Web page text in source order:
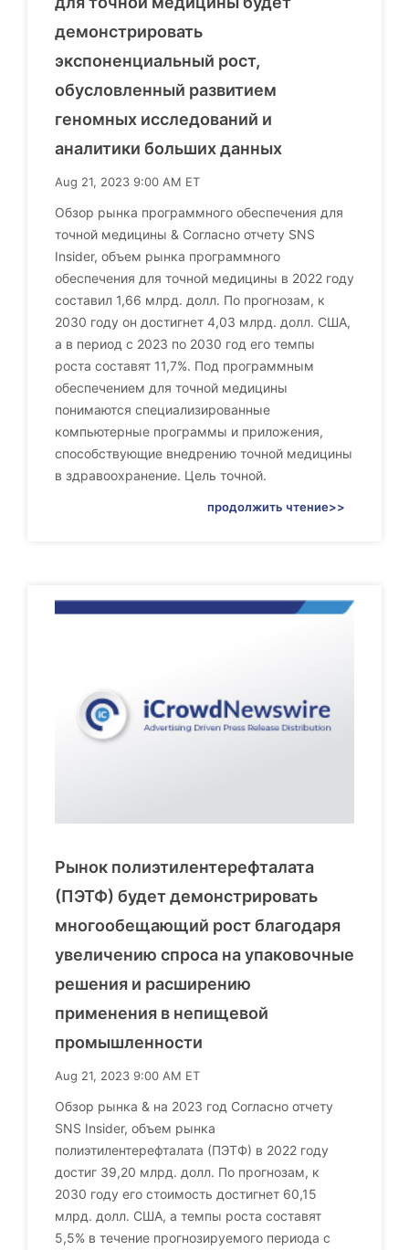
демонстрировать
экспоненциальный рост,
обусловленный развитием
геномных исследований и
аналитики больших данных
Aug 21, 2023 9:00 AM ET
Обзор рынка программного обеспечения для
точной медицины & Согласно отчету SNS
Insider, объем рынка программного
обеспечения для точной медицины в 2022 году
составил 1,66 млрд. долл. По прогнозам, к
2030 году он достигнет 4,03 млрд. долл. США,
а в период с 2023 по 2030 год его темпы
роста составят 11,7%. Под программным
обеспечением для точной медицины
понимаются специализированные
компьютерные программы и приложения,
способствующие внедрению точной медицины
в здравоохранение. Цель точной.
продолжить чтение>>
Рынок полиэтилентерефталата
(ПЭТФ) будет демонстрировать
многообещающий рост благодаря
увеличению спроса на упаковочные
решения и расширению
применения в непищевой
промышленности
Aug 21, 2023 9:00 AM ET
Обзор рынка & на 2023 год Согласно отчету
SNS Insider, объем рынка
полиэтилентерефталата (ПЭТФ) в 2022 году
достиг 39,20 млрд. долл. По прогнозам, к
2030 году его стоимость достигнет 60,15
млрд. долл. США, а темпы роста составят
5,5% в течение прогнозируемого периода с